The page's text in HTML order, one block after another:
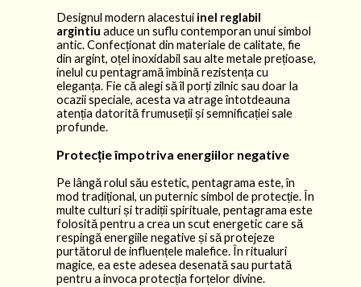
Designul modern alacestui inel reglabil
argintiu aduce un suflu contemporan unui simbol
antic. Confecționat din materiale de calitate, fie
din argint, oțel inoxidabil sau alte metale prețioase,
inelul cu pentagramă îmbină rezistența cu
eleganța. Fie că alegi să îl porți zilnic sau doar la
ocazii speciale, acesta va atrage întotdeauna
atenția datorită frumuseții și semnificației sale
profunde.
Protecție împotriva energiilor negative
Pe lângă rolul său estetic, pentagrama este, în
mod tradițional, un puternic simbol de protecție. În
multe culturi și tradiții spirituale, pentagrama este
folosită pentru a crea un scut energetic care să
respingă energiile negative și să protejeze
purtătorul de influențele malefice. În ritualuri
magice, ea este adesea desenată sau purtată
pentru a invoca protecția forțelor divine.